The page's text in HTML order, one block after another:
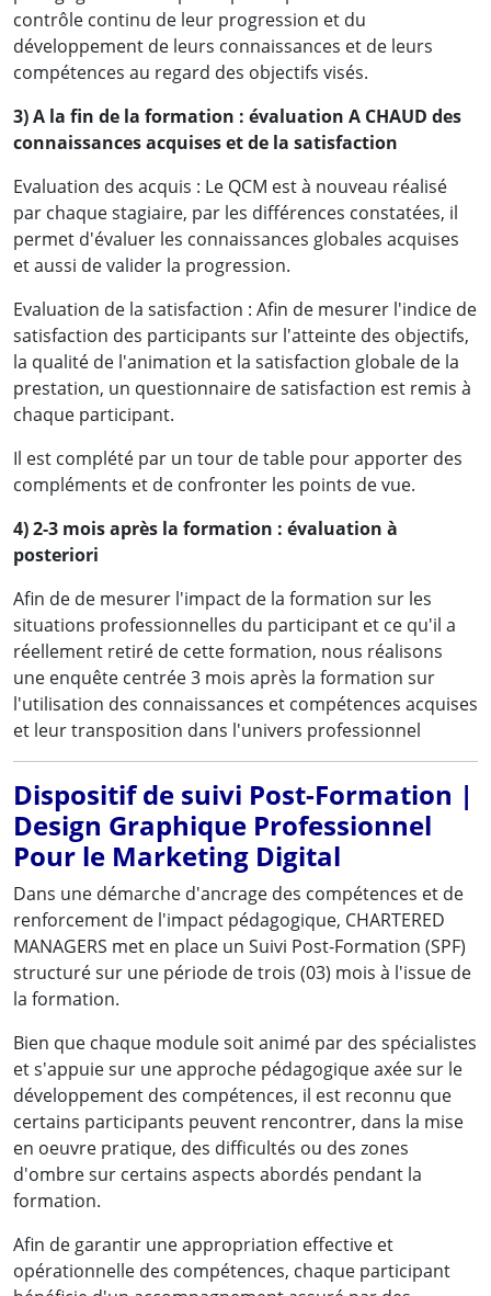
contrôle continu de leur progression et du
développement de leurs connaissances et de leurs
compétences au regard des objectifs visés.
3) A la fin de la formation : évaluation A CHAUD des
connaissances acquises et de la satisfaction
Evaluation des acquis : Le QCM est à nouveau réalisé
par chaque stagiaire, par les différences constatées, il
permet d'évaluer les connaissances globales acquises
et aussi de valider la progression.
Evaluation de la satisfaction : Afin de mesurer l'indice de
satisfaction des participants sur l'atteinte des objectifs,
la qualité de l'animation et la satisfaction globale de la
prestation, un questionnaire de satisfaction est remis à
chaque participant.
Il est complété par un tour de table pour apporter des
compléments et de confronter les points de vue.
4) 2-3 mois après la formation : évaluation à
posteriori
Afin de de mesurer l'impact de la formation sur les
situations professionnelles du participant et ce qu'il a
réellement retiré de cette formation, nous réalisons
une enquête centrée 3 mois après la formation sur
l'utilisation des connaissances et compétences acquises
et leur transposition dans l'univers professionnel
Dispositif de suivi Post-Formation |
Design Graphique Professionnel
Pour le Marketing Digital
Dans une démarche d'ancrage des compétences et de
renforcement de l'impact pédagogique, CHARTERED
MANAGERS met en place un Suivi Post-Formation (SPF)
structuré sur une période de trois (03) mois à l'issue de
la formation.
Bien que chaque module soit animé par des spécialistes
et s'appuie sur une approche pédagogique axée sur le
développement des compétences, il est reconnu que
certains participants peuvent rencontrer, dans la mise
en oeuvre pratique, des difficultés ou des zones
d'ombre sur certains aspects abordés pendant la
formation.
Afin de garantir une appropriation effective et
opérationnelle des compétences, chaque participant